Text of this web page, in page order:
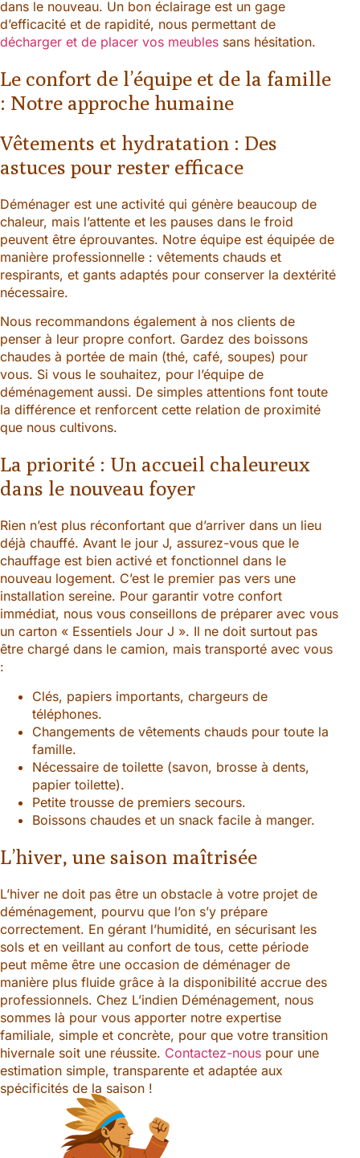
dans le nouveau. Un bon éclairage est un gage
d’efficacité et de rapidité, nous permettant de
décharger et de placer vos meubles sans hésitation.
Le confort de l’équipe et de la famille
: Notre approche humaine
Vêtements et hydratation : Des
astuces pour rester efficace
Déménager est une activité qui génère beaucoup de
chaleur, mais l’attente et les pauses dans le froid
peuvent être éprouvantes. Notre équipe est équipée de
manière professionnelle : vêtements chauds et
respirants, et gants adaptés pour conserver la dextérité
nécessaire.
Nous recommandons également à nos clients de
penser à leur propre confort. Gardez des boissons
chaudes à portée de main (thé, café, soupes) pour
vous. Si vous le souhaitez, pour l’équipe de
déménagement aussi. De simples attentions font toute
la différence et renforcent cette relation de proximité
que nous cultivons.
La priorité : Un accueil chaleureux
dans le nouveau foyer
Rien n’est plus réconfortant que d’arriver dans un lieu
déjà chauffé. Avant le jour J, assurez-vous que le
chauffage est bien activé et fonctionnel dans le
nouveau logement. C’est le premier pas vers une
installation sereine. Pour garantir votre confort
immédiat, nous vous conseillons de préparer avec vous
un carton « Essentiels Jour J ». Il ne doit surtout pas
être chargé dans le camion, mais transporté avec vous
:
Clés, papiers importants, chargeurs de
téléphones.
Changements de vêtements chauds pour toute la
famille.
Nécessaire de toilette (savon, brosse à dents,
papier toilette).
Petite trousse de premiers secours.
Boissons chaudes et un snack facile à manger.
L’hiver, une saison maîtrisée
L’hiver ne doit pas être un obstacle à votre projet de
déménagement, pourvu que l’on s’y prépare
correctement. En gérant l’humidité, en sécurisant les
sols et en veillant au confort de tous, cette période
peut même être une occasion de déménager de
manière plus fluide grâce à la disponibilité accrue des
professionnels. Chez L’indien Déménagement, nous
sommes là pour vous apporter notre expertise
familiale, simple et concrète, pour que votre transition
hivernale soit une réussite. Contactez-nous pour une
estimation simple, transparente et adaptée aux
spécificités de la saison !